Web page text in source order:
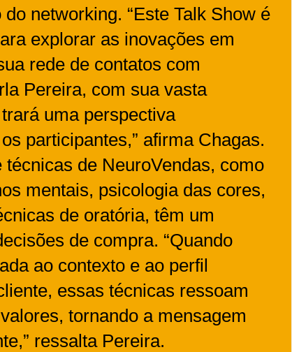
networking. “Este Talk Show é
explorar as inovações em
rede de contatos com
Pereira, com sua vasta
uma perspectiva
participantes,” afirma Chagas.
de NeuroVendas, como
mentais, psicologia das cores,
de oratória, têm um
de compra. “Quando
ao contexto e ao perfil
essas técnicas ressoam
tornando a mensagem
ressalta Pereira.